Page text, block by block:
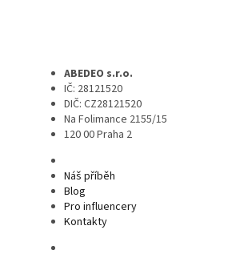
ABEDEO s.r.o.
IČ: 28121520
DIČ: CZ28121520
Na Folimance 2155/15
120 00 Praha 2
Náš příběh
Blog
Pro influencery
Kontakty